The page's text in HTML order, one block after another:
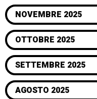
NOVEMBRE 2025
OTTOBRE 2025
SETTEMBRE 2025
AGOSTO 2025